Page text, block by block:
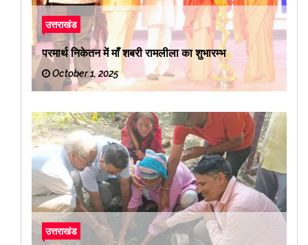
उत्तराखंड
परमार्थ निकेतन में माँ शबरी रामलीला का शुभारम्भ
October 1, 2025
उत्तराखंड